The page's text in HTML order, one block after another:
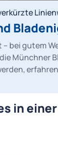
– bei gutem
Münchner
in